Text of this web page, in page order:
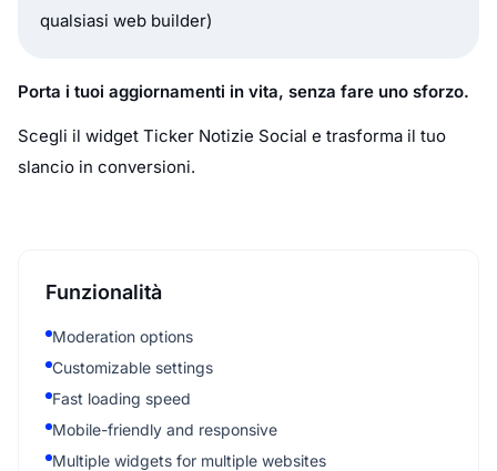
qualsiasi web builder)
Porta i tuoi aggiornamenti in vita, senza fare uno sforzo.
Scegli il widget Ticker Notizie Social e trasforma il tuo
slancio in conversioni.
Funzionalità
Moderation options
Customizable settings
Fast loading speed
Mobile-friendly and responsive
Multiple widgets for multiple websites